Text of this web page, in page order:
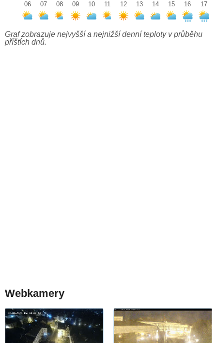
06
07
08
09
10
11
12
13
14
15
16
17
Graf zobrazuje nejvyšší a nejnižší denní teploty v průběhu
příštích dnů.
Webkamery